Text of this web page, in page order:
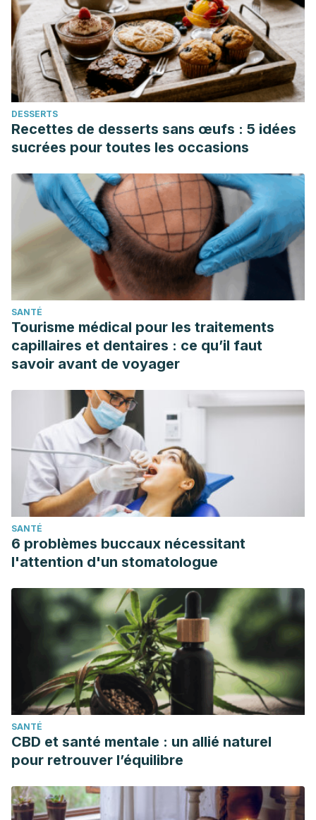
Scarlat, Nicolae, Jean François Dallemand, and Fernando
Fahl. “Biogas: Developments and Perspectives in
Europe.” Renewable Energy 1 Dec. 2018: 457–472.
Disponible en: https://doi.org/10.1016/j.renene.2018.03.006
Torres-Maya, Raúl, INVESTIGACIÓN, INDAGACIÓN Y
DISEÑO. Revista Legado de Arquitectura y Diseño
https://www.redalyc.org/articulo.oa?id=477966601024
Aguayo, Francisco, De Las Heras, Ana, Luque, Amalia,
Cabot, María I., Diseño de un envase para alimentos
sostenible, inteligente e interconectado siguiendo los
principios de la cuna a la cuna y utilizando el Análisis del
Ciclo de Vida para la evaluación de impactos ambientales.
INNOTEC [Internet]. 2020; (19):125-141. Recuperado de:
https://www.redalyc.org/articulo.oa?id=606164358016
DESSERTS
Recettes de desserts sans œufs : 5 idées
sucrées pour toutes les occasions
SANTÉ
Tourisme médical pour les traitements
capillaires et dentaires : ce qu’il faut
savoir avant de voyager
SANTÉ
6 problèmes buccaux nécessitant
l'attention d'un stomatologue
SANTÉ
CBD et santé mentale : un allié naturel
pour retrouver l’équilibre